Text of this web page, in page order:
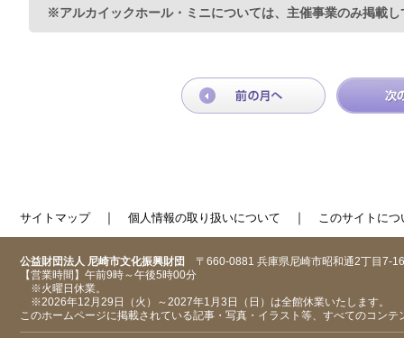
※アルカイックホール・ミニについては、主催事業のみ掲載し
サイトマップ｜ 個人情報の取り扱いについて ｜ このサイトにつ
公益財団法人 尼崎市文化振興財団 〒660-0881 兵庫県尼崎市昭和通2丁目7-16
【営業時間】午前9時～午後5時00分
※火曜日休業。
※2026年12月29日（火）～2027年1月3日（日）は全館休業いたします。
このホームページに掲載されている記事・写真・イラスト等、すべてのコン